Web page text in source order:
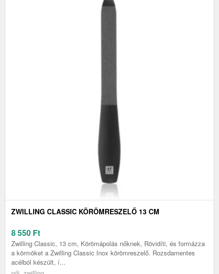
ZWILLING CLASSIC KÖRÖMRESZELŐ 13 CM
8 550 Ft
Zwilling Classic, 13 cm, Körömápolás nőknek, Rövidíti, és formázza
a körmöket a Zwilling Classic Inox körömreszelő. Rozsdamentes
acélból készült, í...